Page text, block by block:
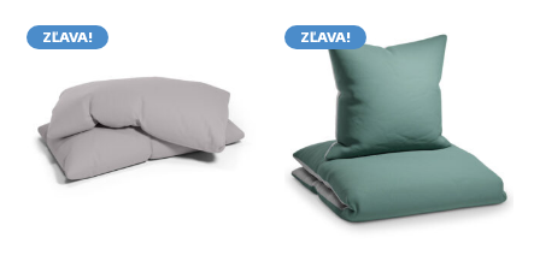
ZĽAVA! ZĽAVA!